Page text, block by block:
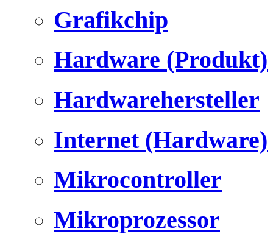
Grafikchip
Hardware (Produkt)
Hardwarehersteller
Internet (Hardware)
Mikrocontroller
Mikroprozessor